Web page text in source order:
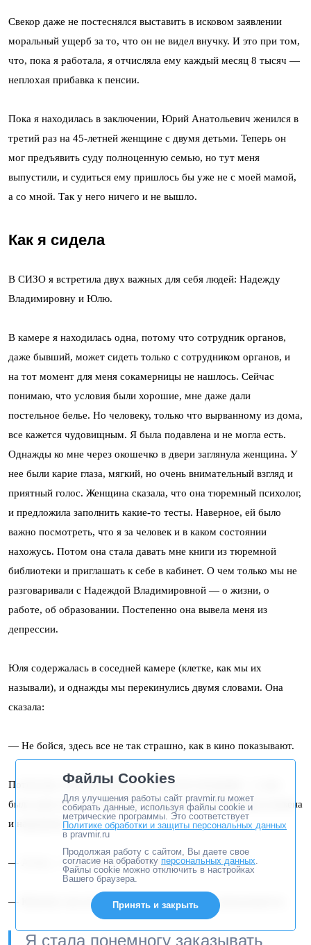
Свекор даже не постеснялся выставить в исковом заявлении
моральный ущерб за то, что он не видел внучку. И это при том,
что, пока я работала, я отчисляла ему каждый месяц 8 тысяч —
неплохая прибавка к пенсии.
Пока я находилась в заключении, Юрий Анатольевич женился в
третий раз на 45-летней женщине с двумя детьми. Теперь он
мог предъявить суду полноценную семью, но тут меня
выпустили, и судиться ему пришлось бы уже не с моей мамой,
а со мной. Так у него ничего и не вышло.
Как я сидела
В СИЗО я встретила двух важных для себя людей: Надежду
Владимировну и Юлю.
В камере я находилась одна, потому что сотрудник органов,
даже бывший, может сидеть только с сотрудником органов, и
на тот момент для меня сокамерницы не нашлось. Сейчас
понимаю, что условия были хорошие, мне даже дали
постельное белье. Но человеку, только что вырванному из дома,
все кажется чудовищным. Я была подавлена и не могла есть.
Однажды ко мне через окошечко в двери заглянула женщина. У
нее были карие глаза, мягкий, но очень внимательный взгляд и
приятный голос. Женщина сказала, что она тюремный психолог,
и предложила заполнить какие-то тесты. Наверное, ей было
важно посмотреть, что я за человек и в каком состоянии
нахожусь. Потом она стала давать мне книги из тюремной
библиотеки и приглашать к себе в кабинет. О чем только мы не
разговаривали с Надеждой Владимировной — о жизни, о
работе, об образовании. Постепенно она вывела меня из
депрессии.
Юля содержалась в соседней камере (клетке, как мы их
называли), и однажды мы перекинулись двумя словами. Она
сказала:
— Не бойся, здесь все не так страшно, как в кино показывают.
Потом мы с ней несколько раз ездили на заседания — у нас
была одна судья. Я обратила внимание, что Юля всегда ухожена
и накрашена.
— А что, — спрашиваю, — здесь краситься можно?
— Конечно, мы хоть и в тюрьме, но жизнь-то продолжается.
Я стала понемногу заказывать
Файлы Cookies
Для улучшения работы сайт pravmir.ru может
собирать данные, используя файлы cookie и
метрические программы. Это соответствует
Политике обработки и защиты персональных данных
в pravmir.ru
Продолжая работу с сайтом, Вы даете свое
согласие на обработку персональных данных.
Файлы cookie можно отключить в настройках
Вашего браузера.
Принять и закрыть